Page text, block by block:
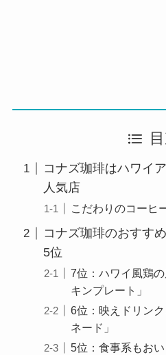
コナズ珈琲はハワイ
人気店
こだわりのコーヒ
コナズ珈琲のおすす
5位
7位：ハワイ風鶏
キンプレート」
6位：映えドリン
ネード」
5位：食事系もお